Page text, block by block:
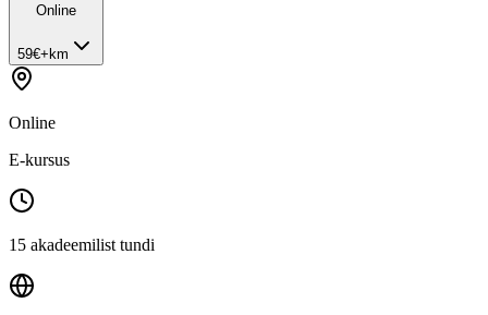
Online
59€+km
Online
E-kursus
15 akadeemilist tundi